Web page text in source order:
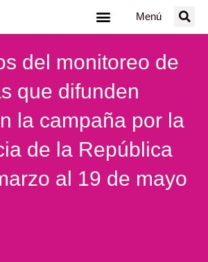
Menú
del monitoreo de
que difunden
la campaña por la
de la República
al 19 de mayo